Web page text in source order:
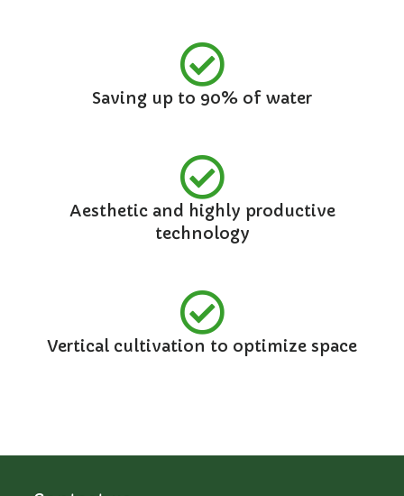
Vertical cultivation to optimize space
Aesthetic and highly productive
technology
Saving up to 90% of water